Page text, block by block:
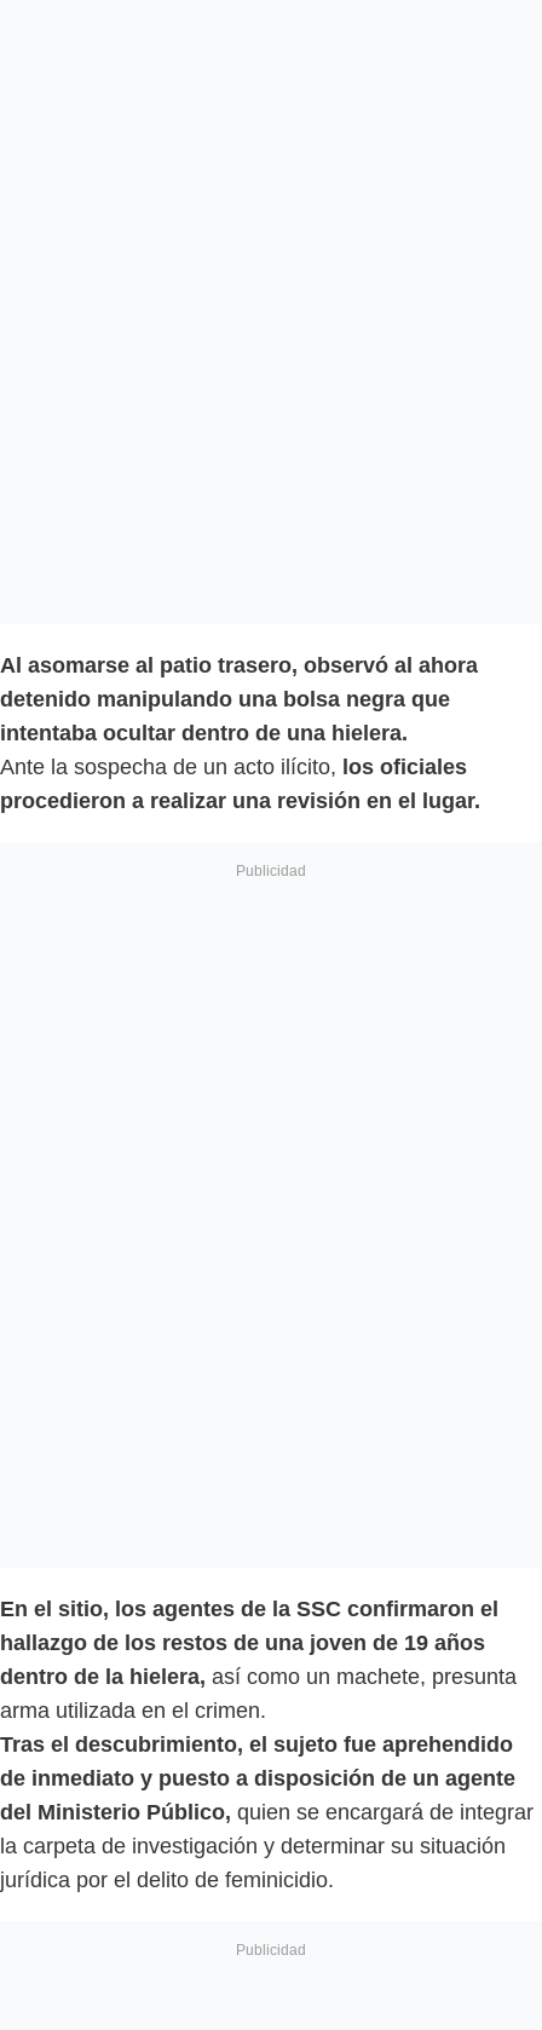
Al asomarse al patio trasero, observó al ahora
detenido manipulando una bolsa negra que
intentaba ocultar dentro de una hielera.
Ante la sospecha de un acto ilícito, los oficiales
procedieron a realizar una revisión en el lugar.
En el sitio, los agentes de la SSC confirmaron el
hallazgo de los restos de una joven de 19 años
dentro de la hielera, así como un machete, presunta
arma utilizada en el crimen.
Tras el descubrimiento, el sujeto fue aprehendido
de inmediato y puesto a disposición de un agente
del Ministerio Público, quien se encargará de integrar
la carpeta de investigación y determinar su situación
jurídica por el delito de feminicidio.